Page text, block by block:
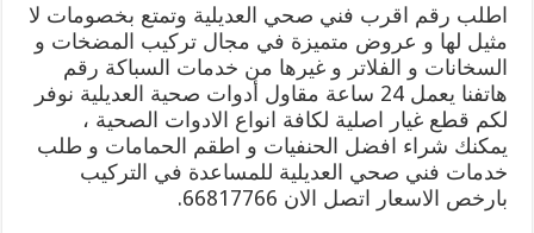
اطلب رقم اقرب فني صحي العديلية وتمتع بخصومات لا
مثيل لها و عروض متميزة في مجال تركيب المضخات و
السخانات و الفلاتر و غيرها من خدمات السباكة رقم
هاتفنا يعمل 24 ساعة مقاول أدوات صحية العديلية نوفر
لكم قطع غيار اصلية لكافة انواع الادوات الصحية ،
يمكنك شراء افضل الحنفيات و اطقم الحمامات و طلب
خدمات فني صحي العديلية للمساعدة في التركيب
بارخص الاسعار اتصل الان 66817766.